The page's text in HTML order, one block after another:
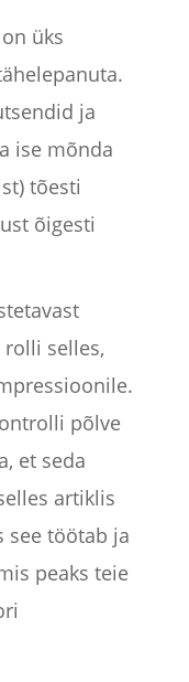
üks
ja
ise mõnda
tõesti
õigesti
selles,
põlve
et seda
artiklis
see töötab ja
peaks teie